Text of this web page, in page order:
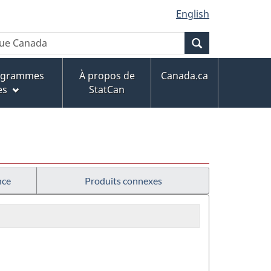
English
À propos de
StatCan
Canada.ca
Produits connexes